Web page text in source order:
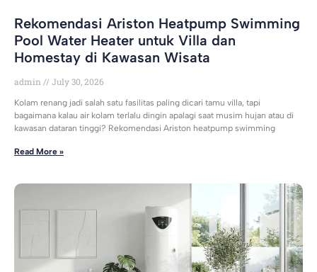
Rekomendasi Ariston Heatpump Swimming
Pool Water Heater untuk Villa dan
Homestay di Kawasan Wisata
admin July 30, 2026
Kolam renang jadi salah satu fasilitas paling dicari tamu villa, tapi
bagaimana kalau air kolam terlalu dingin apalagi saat musim hujan atau di
kawasan dataran tinggi? Rekomendasi Ariston heatpump swimming
Read More »